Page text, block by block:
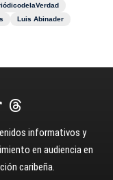
Luis Abinader
informativos y
en audiencia en
caribeña.